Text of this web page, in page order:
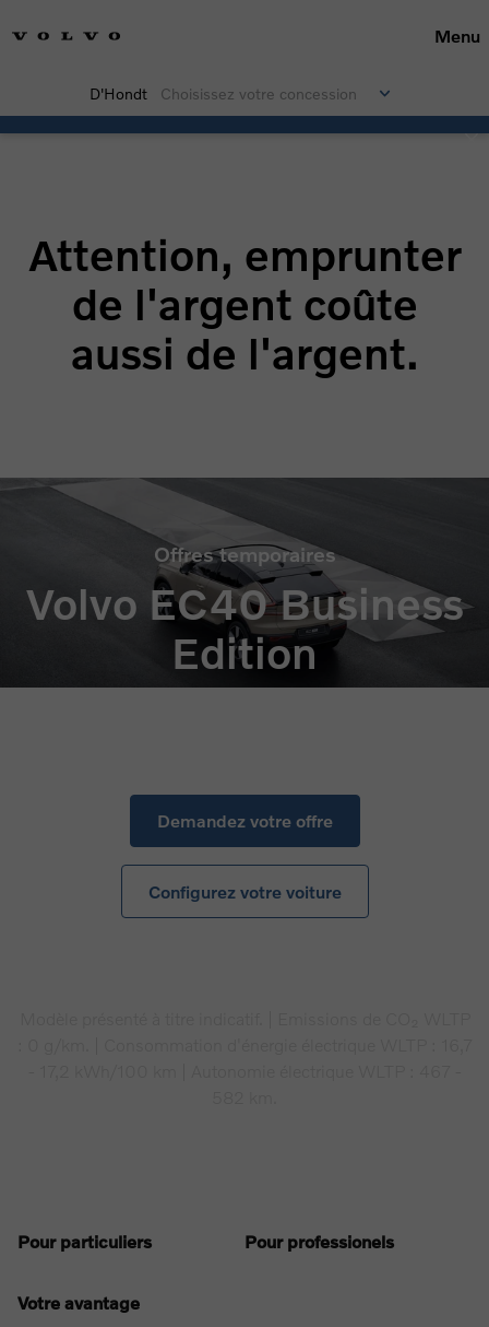
Menu
D'Hondt Choisissez votre concession
Attention, emprunter
de l'argent coûte
aussi de l'argent.
Offres temporaires
Volvo EC40 Business
Edition
Demandez votre offre
Configurez votre voiture
Pour particuliers Pour professionels
Votre avantage